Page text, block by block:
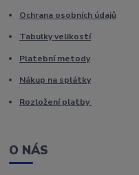
Ochrana osobních údajů
Tabulky velikostí
Platební metody
Nákup na splátky
Rozložení platby
O NÁS